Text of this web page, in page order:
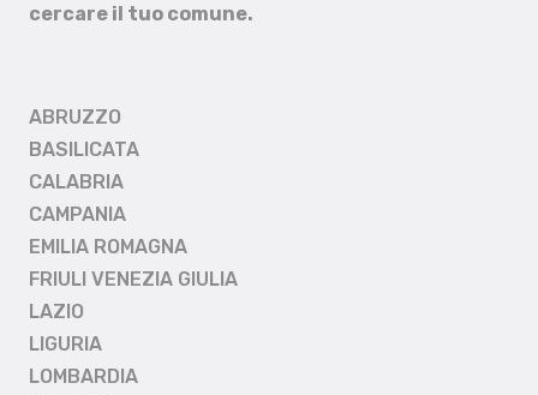
cercare il tuo comune.
ABRUZZO
BASILICATA
CALABRIA
CAMPANIA
EMILIA ROMAGNA
FRIULI VENEZIA GIULIA
LAZIO
LIGURIA
LOMBARDIA